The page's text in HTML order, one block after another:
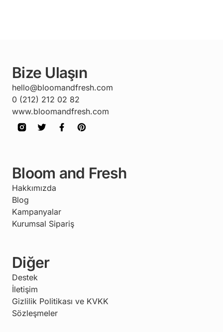
Bize Ulaşın
hello@bloomandfresh.com
0 (212) 212 02 82
www.bloomandfresh.com
Bloom and Fresh
Hakkımızda
Blog
Kampanyalar
Kurumsal Sipariş
Diğer
Destek
İletişim
Gizlilik Politikası ve KVKK
Sözleşmeler